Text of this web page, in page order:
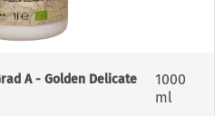
A - Golden Delicate
1000
ml